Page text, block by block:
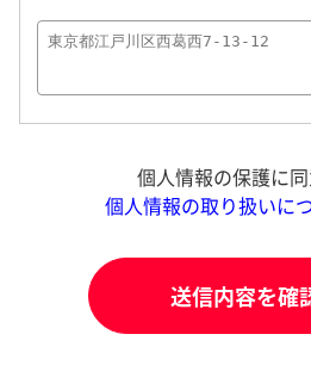
個人情報の保護に同
個人情報の取り扱いに
送信内容を確